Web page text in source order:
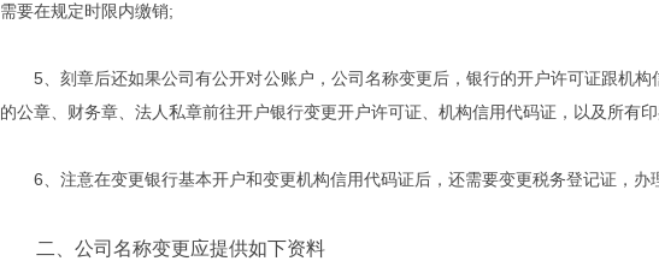
需要在规定时限内缴销;
5、刻章后还如果公司有公开对公账户，公司名称变更后，银行的开户许可证跟机构
的公章、财务章、法人私章前往开户银行变更开户许可证、机构信用代码证，以及所有
6、注意在变更银行基本开户和变更机构信用代码证后，还需要变更税务登记证，办
二、公司名称变更应提供如下资料